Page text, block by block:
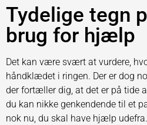
Tydelige tegn
brug for hjælp
Det kan være svært at vurdere,
håndklædet i ringen. Der er dog
der fortæller dig, at det er på tide
du kan nikke genkendende til et
nok nu, du skal have hjælp udefra.